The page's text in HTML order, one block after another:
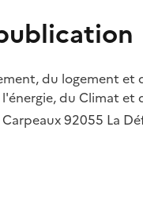
du logement
du Climat et
92055 La